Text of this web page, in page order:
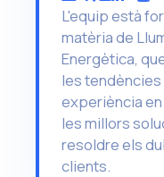
L'equip està
matèria de
Energètica,
les tendències
experiència
les millors
resoldre els
clients.